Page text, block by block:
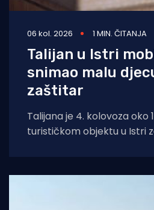
06 kol. 2026 1 MIN. ČITANJA
Talijan u Istri
snimao malu
zaštitar
Talijana je 4. kolovoza oko
turističkom objektu u Istri